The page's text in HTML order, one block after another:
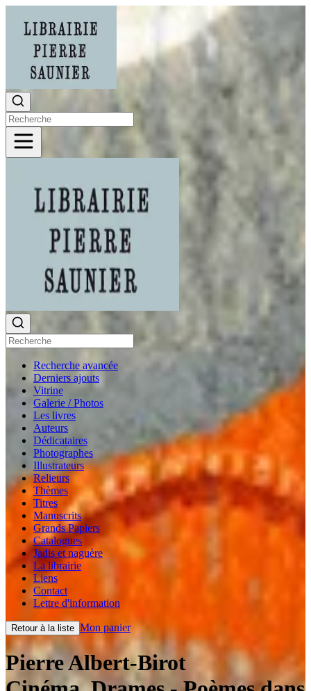
Recherche avancée
Derniers ajouts
Vitrine
Galerie / Photos
Les livres
Auteurs
Dédicataires
Photographes
Illustrateurs
Relieurs
Thèmes
Titres
Manuscrits
Grands Papiers
Catalogues
Jadis et naguère
La librairie
Liens
Contact
Lettre d'information
Retour à la liste Mon panier
Pierre Albert-Birot